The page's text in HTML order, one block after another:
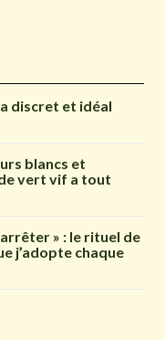
discret et idéal
blancs et
vert vif a tout
» : le rituel de
j’adopte chaque